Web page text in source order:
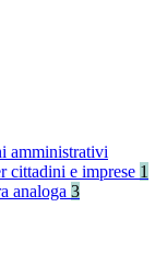
amministrativi
cittadini e imprese 1
analoga 3